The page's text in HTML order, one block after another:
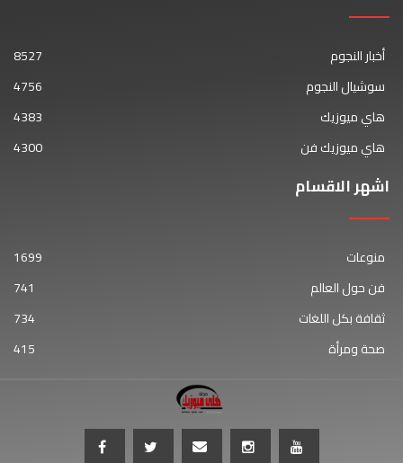
أخبار النجوم
8527
سوشيال النجوم
4756
هاي ميوزيك
4383
هاي ميوزيك فن
4300
اشهر الاقسام
منوعات
1699
فن حول العالم
741
ثقافة بكل اللغات
734
صحة ومرأة
415